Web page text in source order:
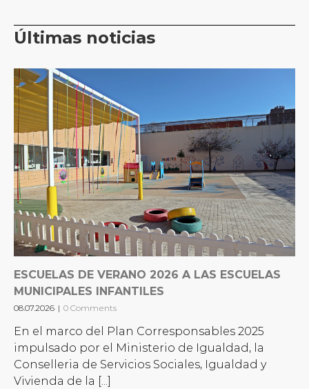
Últimas noticias
ESCUELAS DE VERANO 2026 A LAS ESCUELAS
MUNICIPALES INFANTILES
08.07.2026 | 0 Comments
En el marco del Plan Corresponsables 2025
impulsado por el Ministerio de Igualdad, la
Conselleria de Servicios Sociales, Igualdad y
Vivienda de la [...]